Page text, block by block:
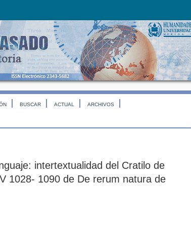
BUSCAR ACTUAL ARCHIVOS
intertextualidad del Cratilo de
1028- 1090 de De rerum natura de